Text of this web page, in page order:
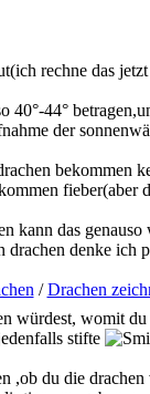
rechne das
40°-44°
der
bekommen
fieber(aber
kann das
denke ich
/Drachen
würdest, womit
stifte
,ob du die